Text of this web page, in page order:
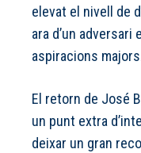
elevat el nivell de
ara d’un adversari
aspiracions
El retorn de José
un punt extra
deixar un gran